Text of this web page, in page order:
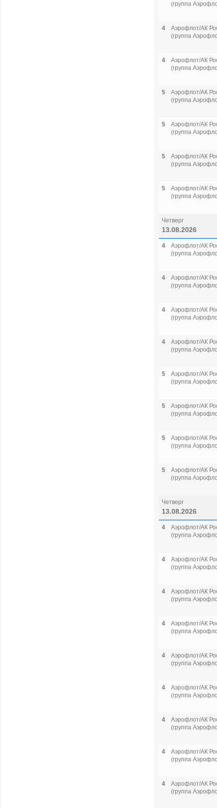
(группа
4
Аэрофлот/АК
(группа
4
Аэрофлот/АК
(группа
5
Аэрофлот/АК
(группа
5
Аэрофлот/АК
(группа
5
Аэрофлот/АК
(группа
5
Аэрофлот/АК
(группа
Четверг
13.08.2026
4
Аэрофлот/АК
(группа
4
Аэрофлот/АК
(группа
4
Аэрофлот/АК
(группа
4
Аэрофлот/АК
(группа
5
Аэрофлот/АК
(группа
5
Аэрофлот/АК
(группа
5
Аэрофлот/АК
(группа
5
Аэрофлот/АК
(группа
Четверг
13.08.2026
4
Аэрофлот/АК
(группа
4
Аэрофлот/АК
(группа
4
Аэрофлот/АК
(группа
4
Аэрофлот/АК
(группа
4
Аэрофлот/АК
(группа
4
Аэрофлот/АК
(группа
4
Аэрофлот/АК
(группа
4
Аэрофлот/АК
(группа
4
Аэрофлот/АК
(группа